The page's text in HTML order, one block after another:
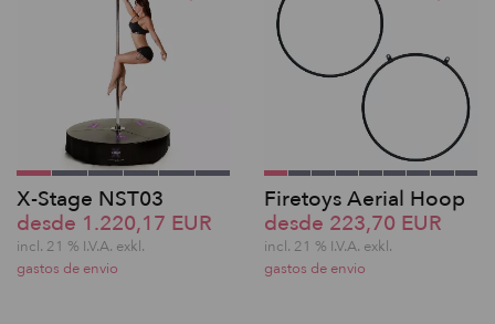
X-Stage NST03
desde 1.220,17 EUR
incl. 21 % I.V.A. exkl.
gastos de envio
Firetoys Aerial Hoop
desde 223,70 EUR
incl. 21 % I.V.A. exkl.
gastos de envio